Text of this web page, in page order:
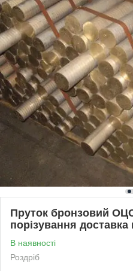
Пруток бронзовий
порізування доставка
В наявності
Роздріб